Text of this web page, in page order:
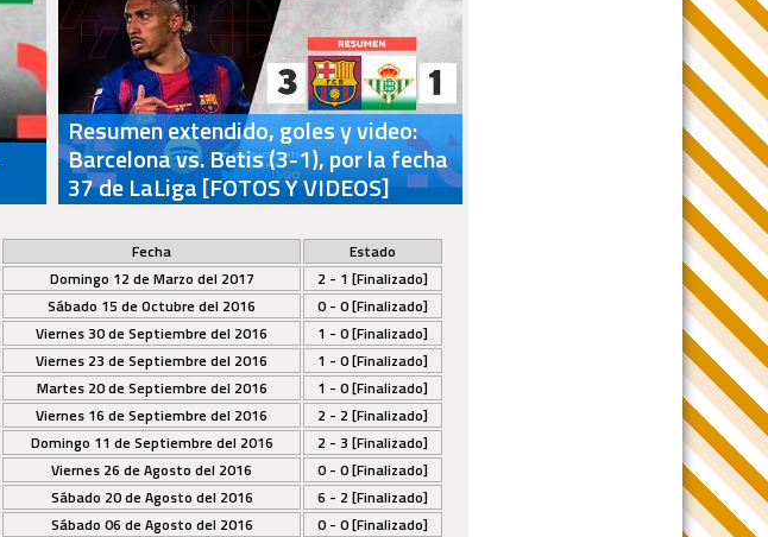
Resumen extendido, goles y video:
Barcelona vs. Betis (3-1), por la fecha
37 de LaLiga [FOTOS Y VIDEOS]
Fecha
Estado
Domingo 12 de Marzo del 2017
2 - 1 [Finalizado]
Sábado 15 de Octubre del 2016
0 - 0 [Finalizado]
Viernes 30 de Septiembre del 2016
1 - 0 [Finalizado]
Viernes 23 de Septiembre del 2016
1 - 0 [Finalizado]
Martes 20 de Septiembre del 2016
1 - 0 [Finalizado]
Viernes 16 de Septiembre del 2016
2 - 2 [Finalizado]
Domingo 11 de Septiembre del 2016
2 - 3 [Finalizado]
Viernes 26 de Agosto del 2016
0 - 0 [Finalizado]
Sábado 20 de Agosto del 2016
6 - 2 [Finalizado]
Sábado 06 de Agosto del 2016 0 - 0 [Finalizado]